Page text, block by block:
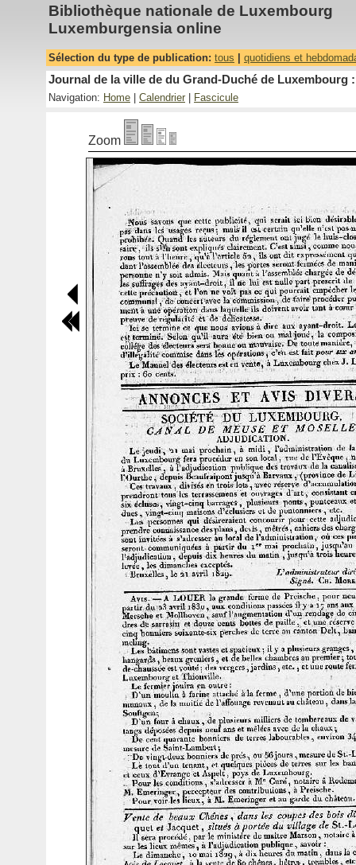
Bibliothèque nationale de Luxembourg
Luxemburgensia online
Sélection du type de publication: tous quotidiens et
Journal de la ville de du Grand-Duché de Luxembourg
Navigation: Home Calendrier Fascicule
Zoom